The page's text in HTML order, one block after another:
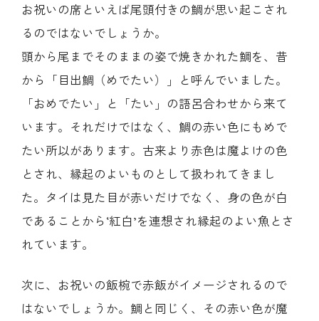
お祝いの席といえば尾頭付きの鯛が思い起こされ
るのではないでしょうか。
頭から尾までそのままの姿で焼きかれた鯛を、昔
から「目出鯛（めでたい）」と呼んでいました。
「おめでたい」と「たい」の語呂合わせから来て
います。それだけではなく、鯛の赤い色にもめで
たい所以があります。古来より赤色は魔よけの色
とされ、縁起のよいものとして扱われてきまし
た。タイは見た目が赤いだけでなく、身の色が白
であることから‘紅白’を連想され縁起のよい魚とさ
れています。
次に、お祝いの飯椀で赤飯がイメージされるので
はないでしょうか。鯛と同じく、その赤い色が魔